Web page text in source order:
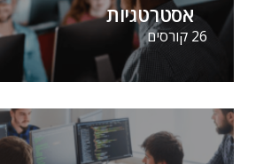
אסטרטגיות
26 קורסים